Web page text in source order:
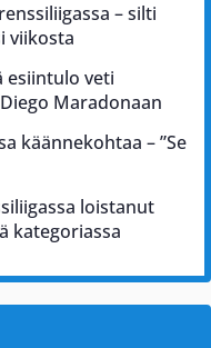
– silti
viikosta
esiintulo veti
Maradonaan
käännekohtaa – ”Se
loistanut
kategoriassa